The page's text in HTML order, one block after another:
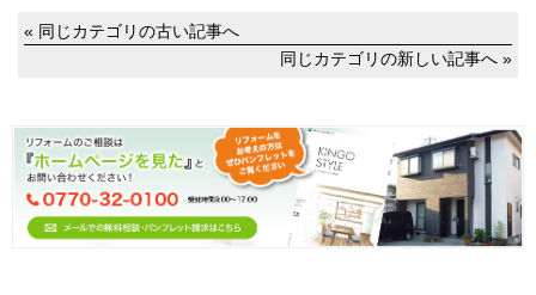
« 同じカテゴリの古い記事へ
同じカテゴリの新しい記事へ »